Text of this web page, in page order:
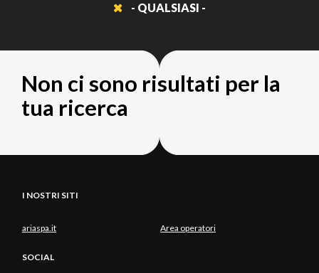
- QUALSIASI -
Non ci sono risultati per la
tua ricerca
I NOSTRI SITI
ariaspa.it Area operatori
SOCIAL